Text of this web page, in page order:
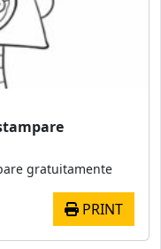
gratuitamente
PRINT